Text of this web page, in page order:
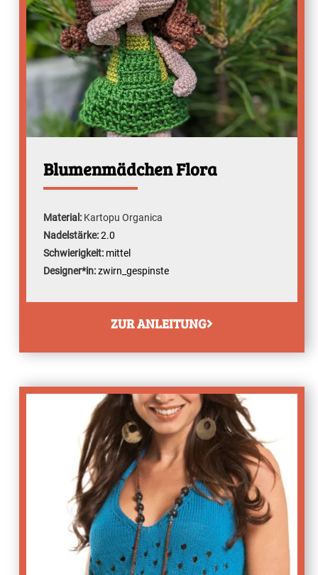
Blumenmädchen Flora
Material: Kartopu Organica
Nadelstärke:2.0
Schwierigkeit: mittel
Designer*in:zwirn_gespinste
ZUR ANLEITUNG